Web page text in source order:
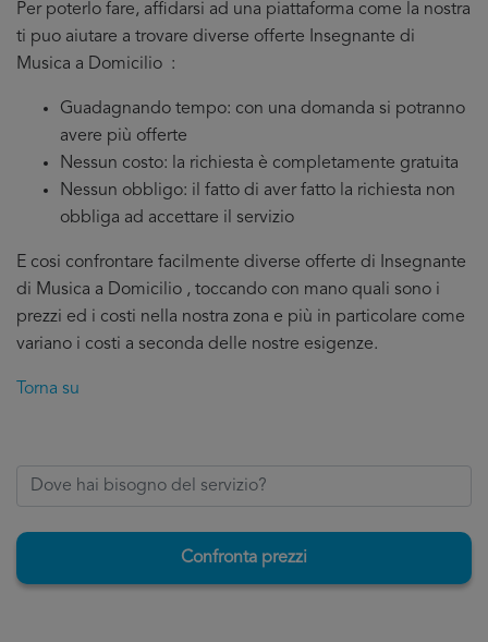
Per poterlo fare, affidarsi ad una piattaforma come la nostra
ti puo aiutare a trovare diverse offerte Insegnante di
Musica a Domicilio :
Guadagnando tempo: con una domanda si potranno
avere più offerte
Nessun costo: la richiesta è completamente gratuita
Nessun obbligo: il fatto di aver fatto la richiesta non
obbliga ad accettare il servizio
E cosi confrontare facilmente diverse offerte di Insegnante
di Musica a Domicilio , toccando con mano quali sono i
prezzi ed i costi nella nostra zona e più in particolare come
variano i costi a seconda delle nostre esigenze.
Torna su
Confronta prezzi